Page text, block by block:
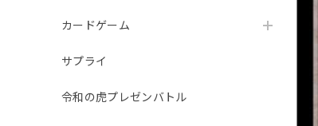
カードゲーム
サプライ
令和の虎プレゼンバトル